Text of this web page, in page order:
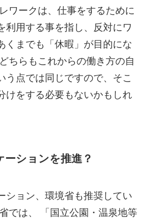
ワークは、仕事をするために
利用する事を指し、反対にワ
くまでも「休暇」が目的にな
ちらもこれからの働き方の自
う点では同じですので、そこ
けをする必要もないかもしれ
ーションを推進？
ション、環境省も推奨してい
では、 「国立公園・温泉地等